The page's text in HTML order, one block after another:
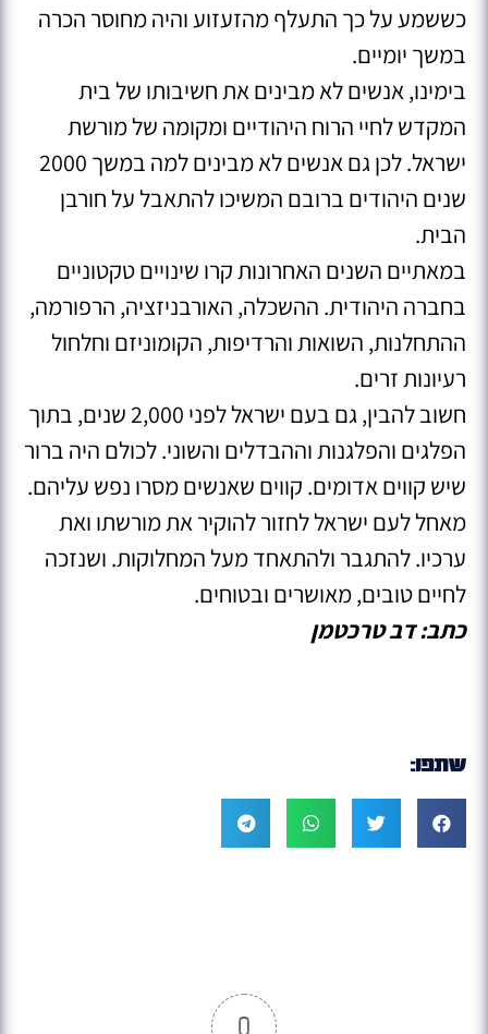
כששמע על כך התעלף מהזעזוע והיה מחוסר הכרה
במשך יומיים.
בימינו, אנשים לא מבינים את חשיבותו של בית
המקדש לחיי הרוח היהודיים ומקומה של מורשת
ישראל. לכן גם אנשים לא מבינים למה במשך 2000
שנים היהודים ברובם המשיכו להתאבל על חורבן
הבית.
במאתיים השנים האחרונות קרו שינויים טקטוניים
בחברה היהודית. ההשכלה, האורבניזציה, הרפורמה,
ההתחלנות, השואות והרדיפות, הקומוניזם וחלחול
רעיונות זרים.
חשוב להבין, גם בעם ישראל לפני 2,000 שנים, בתוך
הפלגים והפלגנות וההבדלים והשוני. לכולם היה ברור
שיש קווים אדומים. קווים שאנשים מסרו נפש עליהם.
מאחל לעם ישראל לחזור להוקיר את מורשתו ואת
ערכיו. להתגבר ולהתאחד מעל המחלוקות. ושנזכה
לחיים טובים, מאושרים ובטוחים.
כתב: דב טרכטמן
שתפו:
0